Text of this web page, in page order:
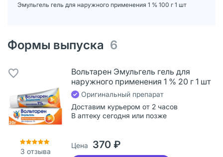
Эмульгель гель для наружного применения 1 % 100 г 1 шт
Формы выпуска 6
3 отзыва
Вольтарен Эмульгель гель для
наружного применения 1 % 20 г 1 шт
Оригинальный препарат
Доставим курьером от 2 часов
В аптеку сегодня или позже
Цена 370 ₽